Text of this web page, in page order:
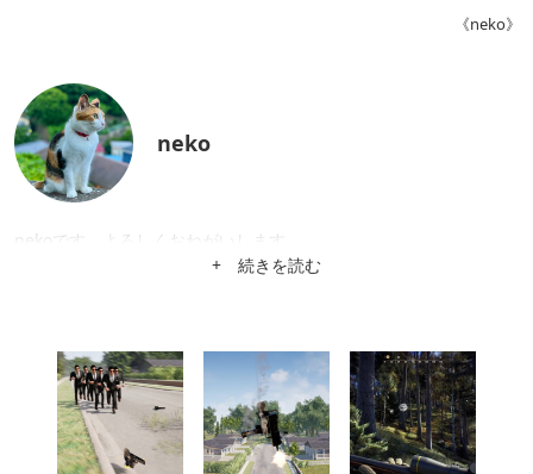
《neko》
neko
nekoです。よろしくおねがいします。
+ 続きを読む